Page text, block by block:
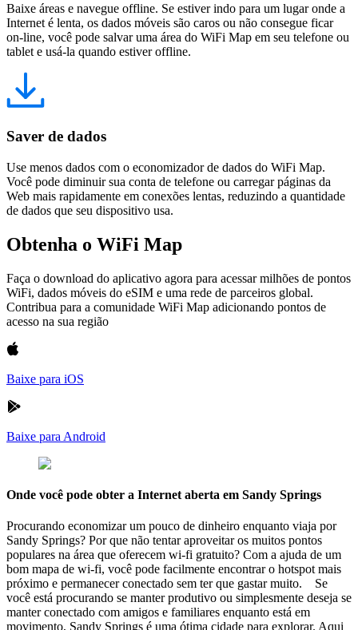
Baixe áreas e navegue offline. Se estiver indo para um lugar onde a
Internet é lenta, os dados móveis são caros ou não consegue ficar
on-line, você pode salvar uma área do WiFi Map em seu telefone ou
tablet e usá-la quando estiver offline.
Saver de dados
Use menos dados com o economizador de dados do WiFi Map.
Você pode diminuir sua conta de telefone ou carregar páginas da
Web mais rapidamente em conexões lentas, reduzindo a quantidade
de dados que seu dispositivo usa.
Obtenha o WiFi Map
Faça o download do aplicativo agora para acessar milhões de pontos
WiFi, dados móveis do eSIM e uma rede de parceiros global.
Contribua para a comunidade WiFi Map adicionando pontos de
acesso na sua região
Baixe para iOS
Baixe para Android
Onde você pode obter a Internet aberta em Sandy Springs
Procurando economizar um pouco de dinheiro enquanto viaja por
Sandy Springs? Por que não tentar aproveitar os muitos pontos
populares na área que oferecem wi-fi gratuito? Com a ajuda de um
bom mapa de wi-fi, você pode facilmente encontrar o hotspot mais
próximo e permanecer conectado sem ter que gastar muito. Se
você está procurando se manter produtivo ou simplesmente deseja se
manter conectado com amigos e familiares enquanto está em
movimento, Sandy Springs é uma ótima cidade para explorar. Aqui